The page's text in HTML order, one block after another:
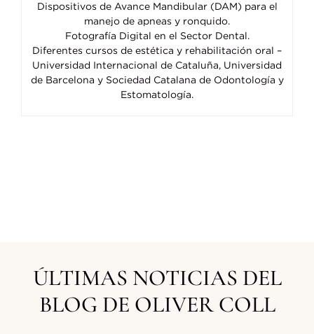
Dispositivos de Avance Mandibular (DAM) para el
manejo de apneas y ronquido.
Fotografía Digital en el Sector Dental.
Diferentes cursos de estética y rehabilitación oral –
Universidad Internacional de Cataluña, Universidad
de Barcelona y Sociedad Catalana de Odontología y
Estomatología.
ÚLTIMAS NOTICIAS DEL
BLOG DE OLIVER COLL